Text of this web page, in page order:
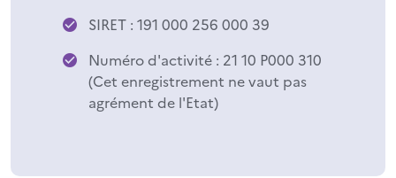
SIRET : 191 000 256 000 39
Numéro d'activité : 21 10 P000 310
(Cet enregistrement ne vaut pas
agrément de l'Etat)